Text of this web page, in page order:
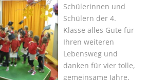
Schülerinnen und
Schülern der 4.
Klasse alles Gute für
Ihren weiteren
Lebensweg und
danken für vier tolle,
gemeinsame Jahre.